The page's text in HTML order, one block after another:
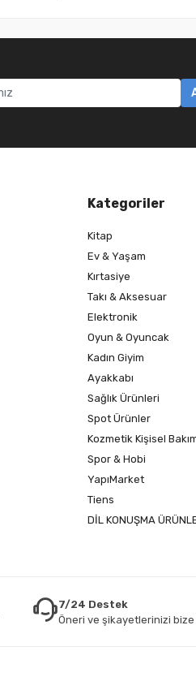
Kategoriler
Kitap
Ev & Yaşam
Kırtasiye
Takı & Aksesuar
Elektronik
Oyun & Oyuncak
Kadın Giyim
Ayakkabı
Sağlık Ürünleri
Spot Ürünler
Kozmetik Kişisel
Spor & Hobi
YapıMarket
Tiens
DİL KONUŞMA
7/24 Destek
Öneri ve şikayetlerinizi